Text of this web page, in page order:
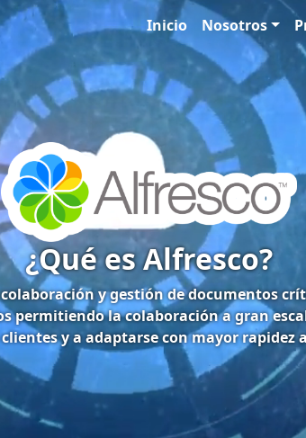
Inicio Nosotros
¿Qué es Alfresco?
y gestión de documentos
la colaboración a gran
y a adaptarse con mayor rapidez